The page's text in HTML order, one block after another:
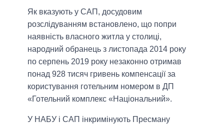
Як вказують у САП, досудовим
розслідуванням встановлено, що попри
наявність власного житла у столиці,
народний обранець з листопада 2014 року
по серпень 2019 року незаконно отримав
понад 928 тисяч гривень компенсації за
користування готельним номером в ДП
«Готельний комплекс «Національний».
У НАБУ і САП інкримінують Пресману